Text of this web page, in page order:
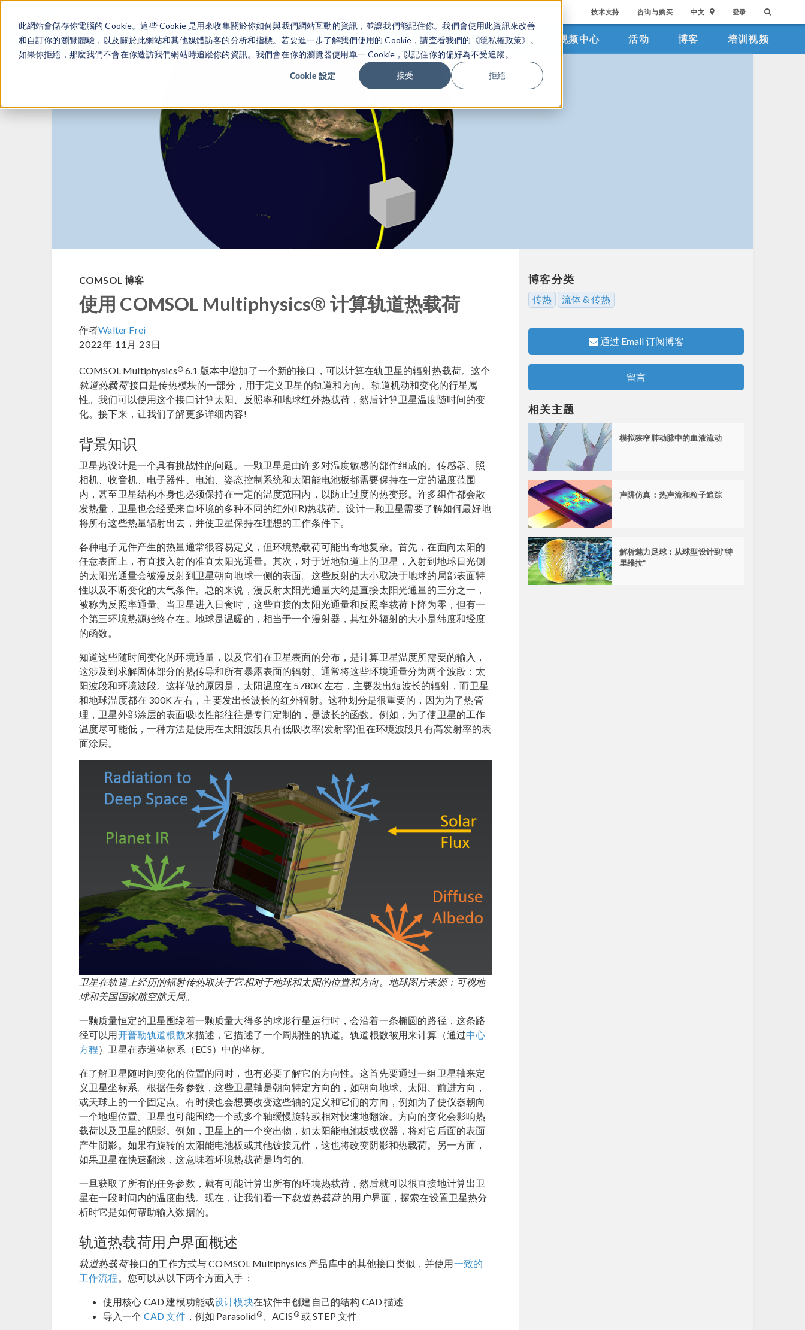
此網站會儲存你電腦的 Cookie。這些 Cookie 是用來收集關於你如何與我們網站互動的資訊，並讓我們能記住你。我們會使用此資訊來改善
和自訂你的瀏覽體驗，以及關於此網站和其他媒體訪客的分析和指標。若要進一步了解我們使用的 Cookie，請查看我們的《隱私權政策》。
如果你拒絕，那麼我們不會在你造訪我們網站時追蹤你的資訊。我們會在你的瀏覽器使用單一 Cookie，以記住你的偏好為不受追蹤。
Cookie 設定 接受 拒絕
技术支持 咨询与购买 中文 登录
产品 行业应用 视频中心 活动 博客 培训视频
COMSOL 博客
使用 COMSOL Multiphysics® 计算轨道热载荷
作者Walter Frei
2022年 11月 23日
COMSOL Multiphysics® 6.1 版本中增加了一个新的接口，可以计算在轨卫星的辐射热载荷。这个
轨道热载荷接口是传热模块的一部分，用于定义卫星的轨道和方向、轨道机动和变化的行星属
性。我们可以使用这个接口计算太阳、反照率和地球红外热载荷，然后计算卫星温度随时间的变
化。接下来，让我们了解更多详细内容!
背景知识
卫星热设计是一个具有挑战性的问题。一颗卫星是由许多对温度敏感的部件组成的。传感器、照
相机、收音机、电子器件、电池、姿态控制系统和太阳能电池板都需要保持在一定的温度范围
内，甚至卫星结构本身也必须保持在一定的温度范围内，以防止过度的热变形。许多组件都会散
发热量，卫星也会经受来自环境的多种不同的红外(IR)热载荷。设计一颗卫星需要了解如何最好地
将所有这些热量辐射出去，并使卫星保持在理想的工作条件下。
各种电子元件产生的热量通常很容易定义，但环境热载荷可能出奇地复杂。首先，在面向太阳的
任意表面上，有直接入射的准直太阳光通量。其次，对于近地轨道上的卫星，入射到地球日光侧
的太阳光通量会被漫反射到卫星朝向地球一侧的表面。这些反射的大小取决于地球的局部表面特
性以及不断变化的大气条件。总的来说，漫反射太阳光通量大约是直接太阳光通量的三分之一，
被称为反照率通量。当卫星进入日食时，这些直接的太阳光通量和反照率载荷下降为零，但有一
个第三环境热源始终存在。地球是温暖的，相当于一个漫射器，其红外辐射的大小是纬度和经度
的函数。
知道这些随时间变化的环境通量，以及它们在卫星表面的分布，是计算卫星温度所需要的输入，
这涉及到求解固体部分的热传导和所有暴露表面的辐射。通常将这些环境通量分为两个波段：太
阳波段和环境波段。这样做的原因是，太阳温度在 5780K 左右，主要发出短波长的辐射，而卫星
和地球温度都在 300K 左右，主要发出长波长的红外辐射。这种划分是很重要的，因为为了热管
理，卫星外部涂层的表面吸收性能往往是专门定制的，是波长的函数。例如，为了使卫星的工作
温度尽可能低，一种方法是使用在太阳波段具有低吸收率(发射率)但在环境波段具有高发射率的表
面涂层。
卫星在轨道上经历的辐射传热取决于它相对于地球和太阳的位置和方向。地球图片来源：可视地
球和美国国家航空航天局。
一颗质量恒定的卫星围绕着一颗质量大得多的球形行星运行时，会沿着一条椭圆的路径，这条路
径可以用开普勒轨道根数来描述，它描述了一个周期性的轨道。轨道根数被用来计算（通过中心
方程）卫星在赤道坐标系（ECS）中的坐标。
在了解卫星随时间变化的位置的同时，也有必要了解它的方向性。这首先要通过一组卫星轴来定
义卫星坐标系。根据任务参数，这些卫星轴是朝向特定方向的，如朝向地球、太阳、前进方向，
或天球上的一个固定点。有时候也会想要改变这些轴的定义和它们的方向，例如为了使仪器朝向
一个地理位置。卫星也可能围绕一个或多个轴缓慢旋转或相对快速地翻滚。方向的变化会影响热
载荷以及卫星的阴影。例如，卫星上的一个突出物，如太阳能电池板或仪器，将对它后面的表面
产生阴影。如果有旋转的太阳能电池板或其他铰接元件，这也将改变阴影和热载荷。另一方面，
如果卫星在快速翻滚，这意味着环境热载荷是均匀的。
一旦获取了所有的任务参数，就有可能计算出所有的环境热载荷，然后就可以很直接地计算出卫
星在一段时间内的温度曲线。现在，让我们看一下轨道热载荷的用户界面，探索在设置卫星热分
析时它是如何帮助输入数据的。
轨道热载荷用户界面概述
轨道热载荷接口的工作方式与 COMSOL Multiphysics 产品库中的其他接口类似，并使用一致的
工作流程 。您可以从以下两个方面入手：
使用核心 CAD 建模功能或设计模块在软件中创建自己的结构 CAD 描述
导入一个 CAD 文件，例如 Parasolid®、ACIS ®或 STEP 文件
博客分类
传热 流体 & 传热
通过 Email 订阅博客
留言
相关主题
模拟狭窄肺动脉中的血液流动
声阱仿真：热声流和粒子追踪
解析魅力足球：从球型设计到“特
里维拉”